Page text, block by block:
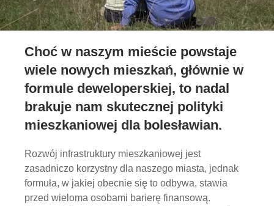
Choć w naszym mieście powstaje
wiele nowych mieszkań, głównie w
formule deweloperskiej, to nadal
brakuje nam skutecznej polityki
mieszkaniowej dla bolesławian.
Rozwój infrastruktury mieszkaniowej jest
zasadniczo korzystny dla naszego miasta, jednak
formuła, w jakiej obecnie się to odbywa, stawia
przed wieloma osobami barierę finansową.